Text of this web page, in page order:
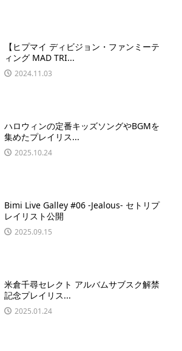
【ヒプマイ ディビジョン・ファンミーテ
ィング MAD TRI...
2024.11.03
ハロウィンの定番キッズソングやBGMを
集めたプレイリス...
2025.10.24
Bimi Live Galley #06 -Jealous- セトリプ
レイリスト公開
2025.09.15
米倉千尋セレクト アルバムサブスク解禁
記念プレイリス...
2025.01.24